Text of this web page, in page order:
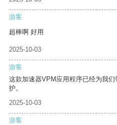
游客
超棒啊 好用
2025-10-03
游客
这款加速器VPM应用程序已经为我
护。
2025-10-03
游客